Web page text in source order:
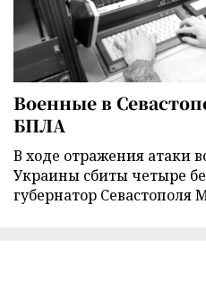
Военные в
БПЛА
В ходе отражения атаки
Украины сбиты четыре
губернатор Севастополя